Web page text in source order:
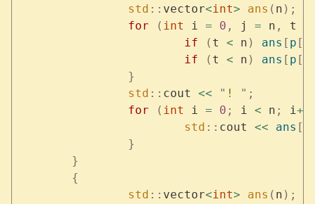
		std
:: vector<int> ans ( n );
		for
( int i = 0 , j = n , t
			if
( t < n ) ans [ p [
			if
( t < n ) ans [ p [
		}
		std
:: cout << " ! " ;
		for
( int i = 0 ; i < n ; i++
			std
:: cout << ans [
		}
	}
	{
		std
:: vector<int> ans ( n );